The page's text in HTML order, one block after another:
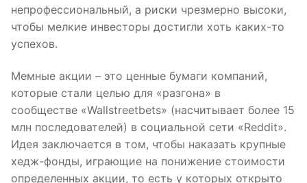
непрофессиональный, а риски чрезмерно высоки,
чтобы мелкие инвесторы достигли хоть каких-то
успехов.
Мемные акции – это ценные бумаги компаний,
которые стали целью для «разгона» в
сообществе «Wallstreetbets» (насчитывает более 15
млн последователей) в социальной сети «Reddit».
Идея заключается в том, чтобы наказать крупные
хедж-фонды, играющие на понижение стоимости
определенных акции, то есть у которых открыто